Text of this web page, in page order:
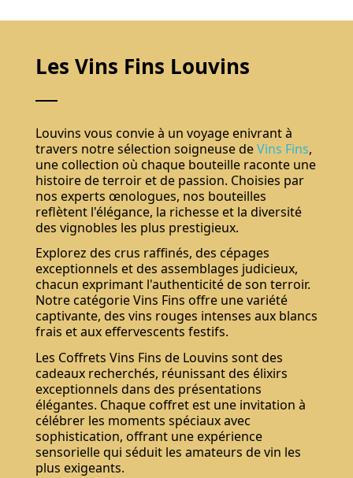
Les Vins Fins Louvins
Louvins vous convie à un voyage enivrant à
travers notre sélection soigneuse deVins Fins,
une collection où chaque bouteille raconte une
histoire de terroir et de passion. Choisies par
nos experts œnologues, nos bouteilles
reflètent l'élégance, la richesse et la diversité
des vignobles les plus prestigieux.
Explorez des crus raffinés, des cépages
exceptionnels et des assemblages judicieux,
chacun exprimant l'authenticité de son terroir.
Notre catégorie Vins Fins offre une variété
captivante, des vins rouges intenses aux blancs
frais et aux effervescents festifs.
Les Coffrets Vins Fins de Louvins sont des
cadeaux recherchés, réunissant des élixirs
exceptionnels dans des présentations
élégantes. Chaque coffret est une invitation à
célébrer les moments spéciaux avec
sophistication, offrant une expérience
sensorielle qui séduit les amateurs de vin les
plus exigeants.